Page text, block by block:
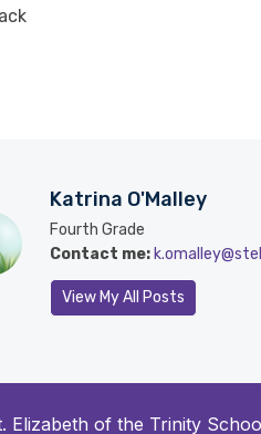
Katrina O'Malley
Fourth Grade
Contact me:
View My All Posts
Elizabeth of the Trinity